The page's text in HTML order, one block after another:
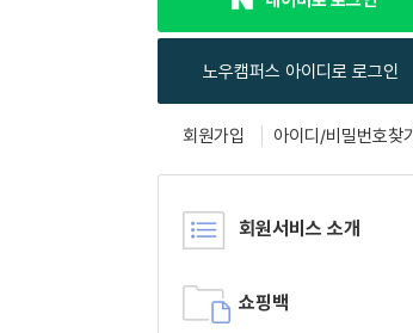
회원가입 아이디/비밀번호찾기
회원서비스 소개
쇼핑백